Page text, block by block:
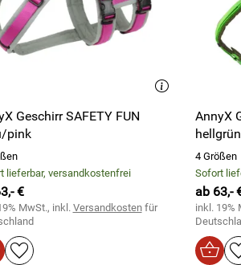
Geschirr SAFETY FUN
pink
lieferbar, versandkostenfrei
€
MwSt., inkl.Versandkostenfür
AnnyX
hellgrün
4 Größen
Sofort
ab 63,-
inkl. 19%